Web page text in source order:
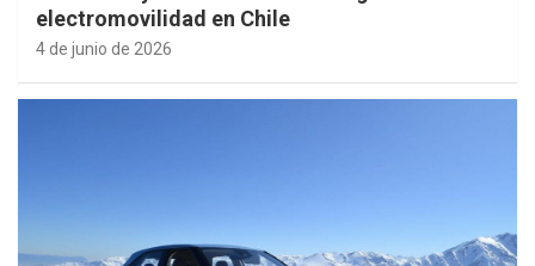
electromovilidad en Chile
4 de junio de 2026